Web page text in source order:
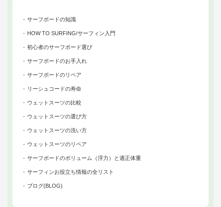
サーフボードの知識
HOW TO SURFING/サーフィン入門
初心者のサーフボード選び
サーフボードのお手入れ
サーフボードのリペア
リーシュコードの寿命
ウェットスーツの比較
ウェットスーツの選び方
ウェットスーツの洗い方
ウェットスーツのリペア
サーフボードのボリューム（浮力）と適正体重
サーフィンお役立ち情報の全リスト
ブログ(BLOG)